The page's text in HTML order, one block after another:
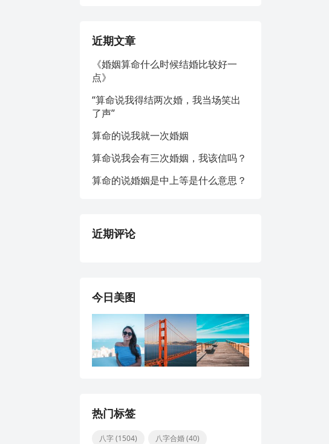
近期文章
《婚姻算命什么时候结婚比较好一
点》
“算命说我得结两次婚，我当场笑出
了声”
算命的说我就一次婚姻
算命说我会有三次婚姻，我该信吗？
算命的说婚姻是中上等是什么意思？
近期评论
今日美图
热门标签
八字(1504) 八字合婚(40)